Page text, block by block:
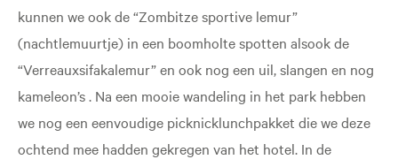
kunnen we ook de “Zombitze sportive lemur”
(nachtlemuurtje) in een boomholte spotten alsook de
“Verreauxsifakalemur” en ook nog een uil, slangen en nog
kameleon’s . Na een mooie wandeling in het park hebben
we nog een eenvoudige picknicklunchpakket die we deze
ochtend mee hadden gekregen van het hotel. In de